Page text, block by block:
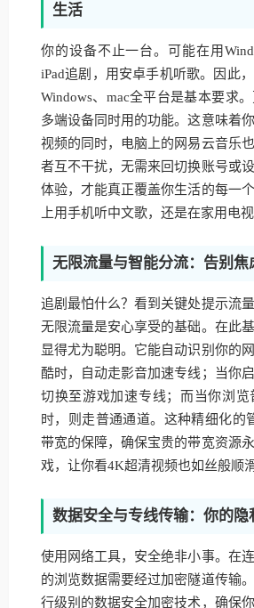
生活
你的设备不止一台。可能在用
iPad追剧，用安卓手机听歌。因此
Windows、mac全平台是基本要求
多端设备同时用的功能。这意味着
视频的同时，电脑上的网易云音乐
者互不干扰，无需来回切换账号或
体验，才能真正覆盖你生活的每一
上用手机听中文歌，还是在家用电
无限流量与智能分流：告别焦
追剧最怕什么？看到关键处提示流
无限流量是安心享受的基础。在此
显得尤为聪明。它能自动识别你的
酷时，自动走影音加速专线；当你
切换至游戏加速专线；而当你浏
时，则走普通通道。这种精细化的
带宽的保障，确保宝贵的带宽资源
戏，让你看4K超清视频也如丝般顺滑
数据安全与专线传输：你的隐
使用网络工具，安全绝非小事。在
的浏览数据需要经过加密隧道传输
行级别的数据安全加密技术，确保